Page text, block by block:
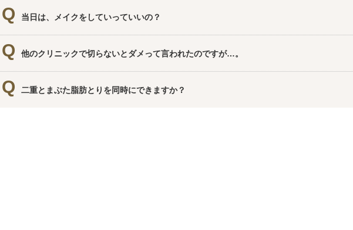
当日にも手術はできます。もちろん後日に手術でも大丈夫です。
当日は、メイクをしていっていいの？
もちろんです。いつもの状態でいらして下さい。
他のクリニックで切らないとダメって言われたのですが…。
そのような場合でも大丈夫な事が多いので、まずはカウンセリングにいらしてくださいね。
二重とまぶた脂肪とりを同時にできますか？